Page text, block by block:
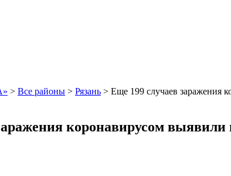
> Все районы > Рязань > Еще 199 случаев заражения
коронавирусом выявили